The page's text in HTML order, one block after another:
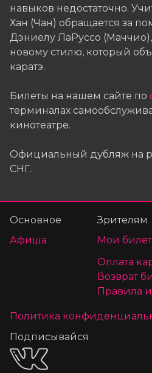
навыков недостаточно.
Хан (Чан) обращается за
Дэниелу ЛаРуссо
новому стилю, который
каратэ.
Билеты на нашем сайте по
терминалах
кинотеатре.
Официальный дубляж на
СНГ.
Основное
Афиша
Зрителям
Мои
Оплата
Возврат
Правила
Политика
Подписывайся